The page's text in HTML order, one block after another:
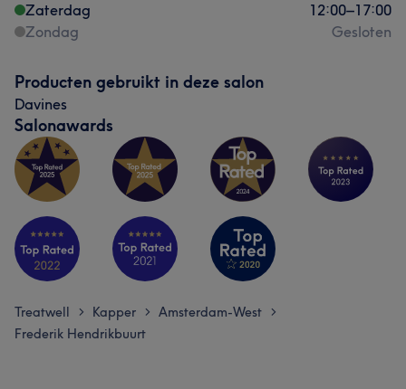
Zaterdag
12:00–17:00
Zondag
Gesloten
Producten gebruikt in deze salon
Davines
Salonawards
Treatwell > Kapper > Amsterdam-West >
Frederik Hendrikbuurt